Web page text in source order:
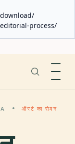
process/
ऑस्टे का रोमन